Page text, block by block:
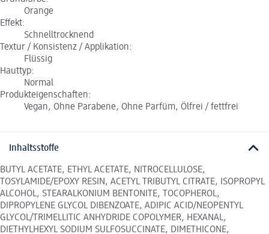
Orange
Effekt:
Schnelltrocknend
Textur / Konsistenz / Applikation:
Flüssig
Hauttyp:
Normal
Produkteigenschaften:
Vegan, Ohne Parabene, Ohne Parfüm, Ölfrei / fettfrei
Inhaltsstoffe
BUTYL ACETATE, ETHYL ACETATE, NITROCELLULOSE,
TOSYLAMIDE/EPOXY RESIN, ACETYL TRIBUTYL CITRATE, ISOPROPYL
ALCOHOL, STEARALKONIUM BENTONITE, TOCOPHEROL,
DIPROPYLENE GLYCOL DIBENZOATE, ADIPIC ACID/NEOPENTYL
GLYCOL/TRIMELLITIC ANHYDRIDE COPOLYMER, HEXANAL,
DIETHYLHEXYL SODIUM SULFOSUCCINATE, DIMETHICONE,